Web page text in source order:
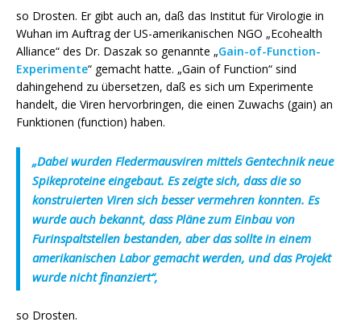
so Drosten. Er gibt auch an, daß das Institut für Virologie in
Wuhan im Auftrag der US-amerikanischen NGO „Ecohealth
Alliance“ des Dr. Daszak so genannte „Gain-of-Function-
Experimente“ gemacht hatte. „Gain of Function“ sind
dahingehend zu übersetzen, daß es sich um Experimente
handelt, die Viren hervorbringen, die einen Zuwachs (gain) an
Funktionen (function) haben.
„Dabei wurden Fledermausviren mittels Gentechnik neue
Spikeproteine eingebaut. Es zeigte sich, dass die so
konstruierten Viren sich besser vermehren konnten. Es
wurde auch bekannt, dass Pläne zum Einbau von
Furinspaltstellen bestanden, aber das sollte in einem
amerikanischen Labor gemacht werden, und das Projekt
wurde nicht finanziert“,
so Drosten.